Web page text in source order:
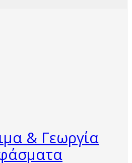
& Γεωργία